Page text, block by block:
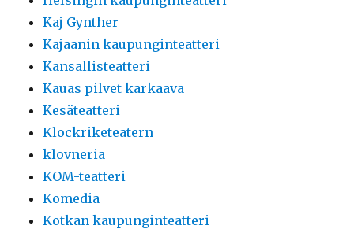
Kaj Gynther
Kajaanin kaupunginteatteri
Kansallisteatteri
Kauas pilvet karkaava
Kesäteatteri
Klockriketeatern
klovneria
KOM-teatteri
Komedia
Kotkan kaupunginteatteri